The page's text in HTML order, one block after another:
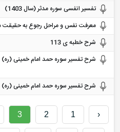
تفسیر انفسی سوره مدثر (سال 1403)
معرفت نفس و مراحل رجوع به حقیقت
شرح خطبه ی 113
شرح تفسیر سوره‌ حمد امام خمینی
شرح تفسیر سوره‌ حمد امام خمینی (ره)
‹
1
2
3